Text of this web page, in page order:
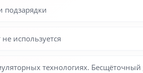
подзарядки
используется
технологиях. Бесщёточный